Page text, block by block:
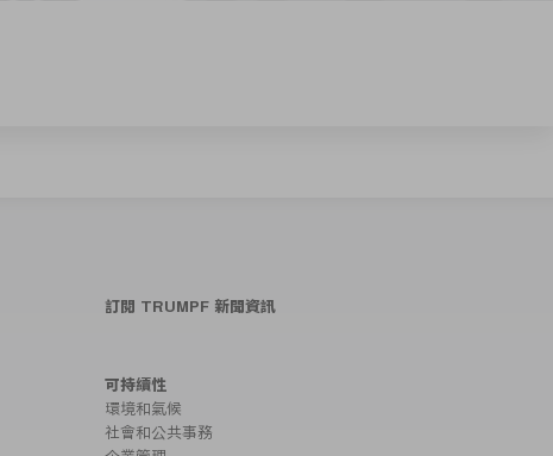
訂閱 TRUMPF 新聞資訊
可持續性
環境和氣候
社會和公共事務